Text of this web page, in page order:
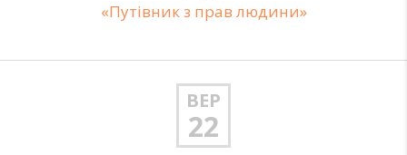
«Путівник з прав людини»
ВЕР
22